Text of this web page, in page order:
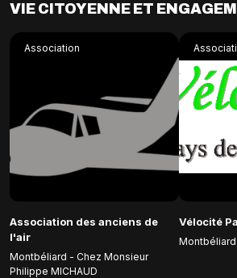
VIE CITOYENNE ET
Association
Association des anciens de
l'air
Montbéliard - Chez Monsieur
Philippe MICHAUD
Vélocité